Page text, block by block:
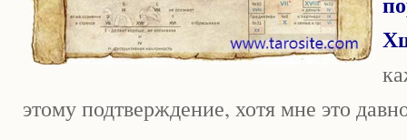
этому подтверждение, хотя мне это